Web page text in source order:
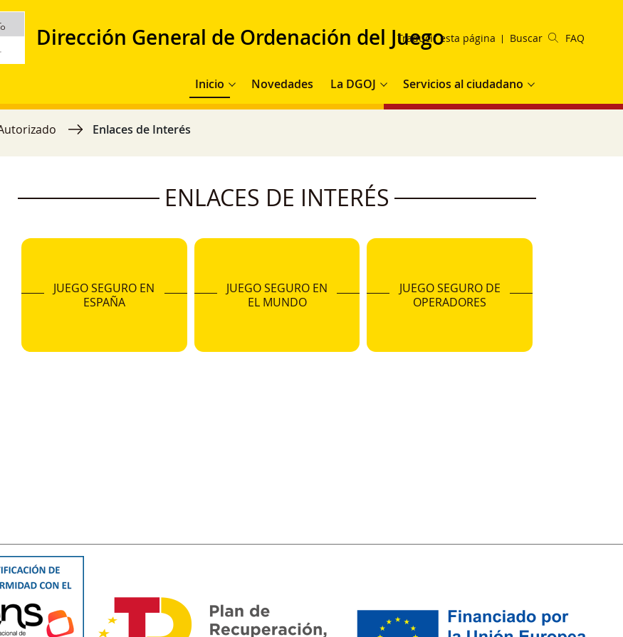
Dirección General de Ordenación del JuegoTraducir esta página Buscar FAQ
Navegación principal
Inicio Novedades La DGOJ Servicios al ciudadano
Enlaces de Interés
ENLACES DE INTERÉS
JUEGO SEGURO EN
ESPAÑA
JUEGO SEGURO EN
EL MUNDO
JUEGO SEGURO DE
OPERADORES